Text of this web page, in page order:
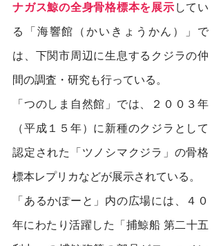
ナガス鯨の全身骨格標本を展示 してい
る「海響館（かいきょうかん）」で
は、下関市周辺に生息するクジラの仲
間の調査・研究も行っている。
「つのしま自然館」では、２００３年
（平成１５年）に新種のクジラとして
認定された「ツノシマクジラ」の骨格
標本レプリカなどが展示されている。
「あるかぽーと」内の広場には、４０
年にわたり活躍した「捕鯨船 第二十五